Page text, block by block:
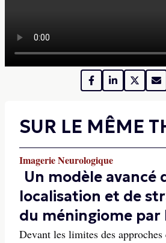
SUR LE MÊME
Imagerie Neurologique
Un modèle avancé
localisation et de
du méningiome par
Devant les limites des approches